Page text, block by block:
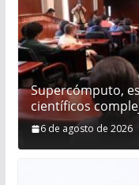
Supercómputo,
científicos
6 de agosto de 2026